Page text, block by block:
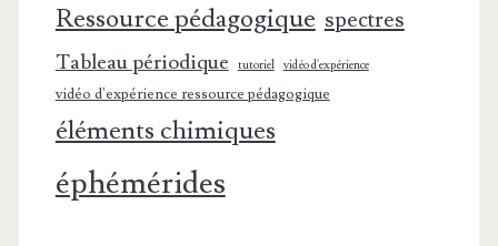
Ressource pédagogique spectres
Tableau périodique tutoriel vidéo d'expérience
vidéo d'expérience ressource pédagogique
éléments chimiques
éphémérides